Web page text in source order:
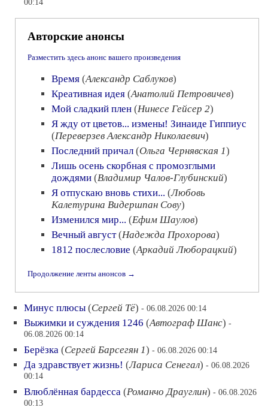
00:14
Авторские анонсы
Разместить здесь анонс вашего произведения
Время (Александр Саблуков)
Креативная идея (Анатолий Петровичев)
Мой сладкий плен (Нинесе Гейсер 2)
Я жду от цветов... измены! Зинаиде Гиппиус
(Переверзев Александр Николаевич)
Последний причал (Ольга Чернявская 1)
Лишь осень скорбная с промозглыми
дождями (Владимир Чалов-Глубинский)
Я отпускаю вновь стихи... (Любовь
Калетурина Видершпан Сову)
Изменился мир... (Ефим Шаулов)
Вечный август(Надежда Прохорова)
1812 послесловие (Аркадий Люборацкий)
Продолжение ленты анонсов →
Минус плюсы (Сергей Тё) - 06.08.2026 00:14
Выжимки и суждения 1246 (Автограф Шанс) -
06.08.2026 00:14
Берёзка (Сергей Барсегян 1) - 06.08.2026 00:14
Да здравствует жизнь! (Лариса Сенегал) - 06.08.2026
00:14
Влюблённая бардесса (Романчо Драуглин) - 06.08.2026
00:13